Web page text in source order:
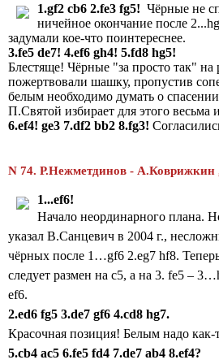
1.gf2 cb6 2.fe3 fg5! Чёрные не
ничейное окончание после
задумали кое-что поинтереснее.
3.fe5 de7! 4.ef6 gh4! 5.fd8 hg5!
Блестяще! Чёрные "за просто так" на
пожертвовали шашку, пропустив
белым необходимо думать о
П.Святой избирает для этого весьма
6.ef4! ge3 7.df2 bb2 8.fg3!
N 74. Р.Нежметдинов - А.Коврижкин
1...ef6!
Начало неординарного плана.
указал В.Санцевич в 2004 г.,
чёрных после 1…gf6 2.eg7 hf8.
следует размен на c5, а на 3. fe5 –
ef6.
2.ed6 fg5 3.de7 gf6 4.cd8 hg7.
Красочная позиция! Белым надо как-
5.cb4 ac5 6.fe5 fd4 7.de7 ab4 8.ef4?